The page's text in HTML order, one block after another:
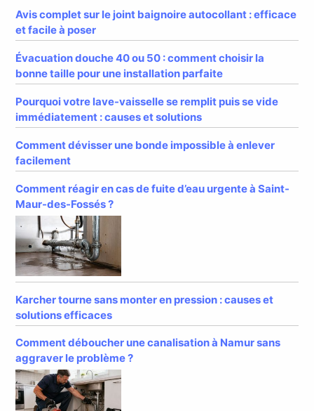
Avis complet sur le joint baignoire autocollant : efficace
et facile à poser
Évacuation douche 40 ou 50 : comment choisir la
bonne taille pour une installation parfaite
Pourquoi votre lave-vaisselle se remplit puis se vide
immédiatement : causes et solutions
Comment dévisser une bonde impossible à enlever
facilement
Comment réagir en cas de fuite d’eau urgente à Saint-
Maur-des-Fossés ?
Karcher tourne sans monter en pression : causes et
solutions efficaces
Comment déboucher une canalisation à Namur sans
aggraver le problème ?